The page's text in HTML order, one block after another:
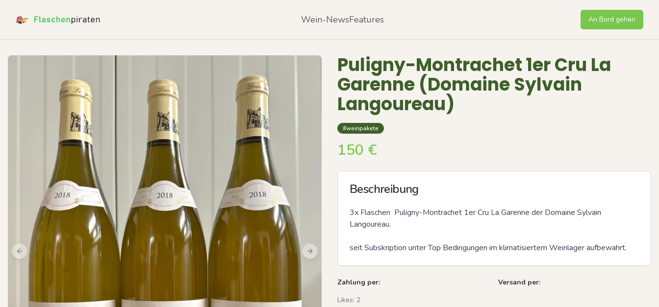
Wein-NewsFeatures An Bord gehen
Previous slide Next slide
Puligny-Montrachet 1er Cru La
Garenne (Domaine Sylvain
Langoureau)
#weinpakete
150 €
Beschreibung
3x Flaschen  Puligny-Montrachet 1er Cru La Garenne der Domaine Sylvain
Langoureau.
seit Subskription unter Top Bedingungen im klimatisiertem Weinlager aufbewahrt.
Zahlung per:
Versand per:
Likes: 2